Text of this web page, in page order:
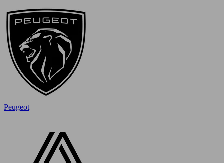
Peugeot